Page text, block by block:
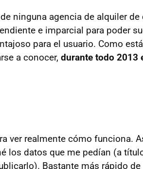
ninguna agencia de alquiler de
e imparcial para poder
para el usuario. Como
a conocer, durante todo 2013
ver realmente cómo funciona.
los datos que me pedían (a
Bastante más rápido